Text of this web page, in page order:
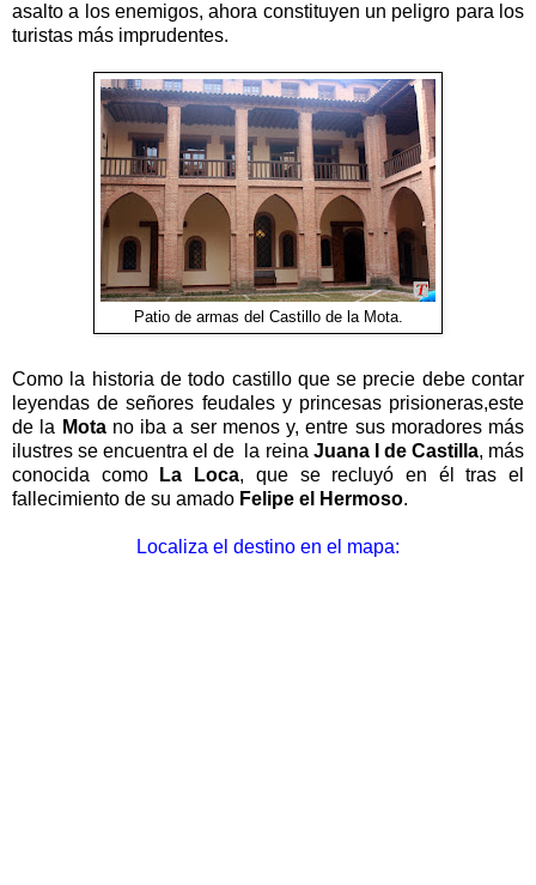
asalto a los enemigos, ahora constituyen un peligro para los
turistas más imprudentes.
Patio de armas del Castillo de la Mota.
Como la historia de todo castillo que se precie debe contar
leyendas de señores feudales y princesas prisioneras,este
de la Mota no iba a ser menos y, entre sus moradores más
ilustres se encuentra el de la reina Juana I de Castilla, más
conocida como
La Loca, que se recluyó en él tras el
fallecimiento de su amado Felipe el Hermoso.
Localiza el destino en el mapa: